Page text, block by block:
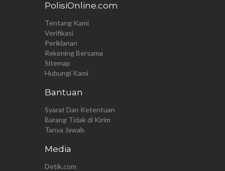
PolisiOnline.com
Tentang Kami
Verifikasi
Periklanan
Rekening Bersama
Sitemap
Hubungi Kami
Bantuan
Syarat Dan Ketentuan
Barang Tidak di Kirim
Tanya Jawab
Media
Detik.com